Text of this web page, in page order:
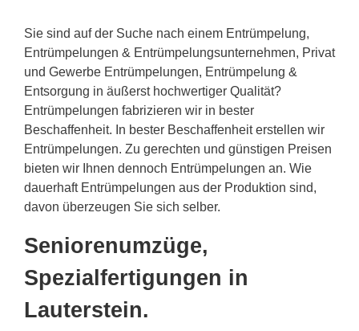
Sie sind auf der Suche nach einem Entrümpelung,
Entrümpelungen & Entrümpelungsunternehmen, Privat
und Gewerbe Entrümpelungen, Entrümpelung &
Entsorgung in äußerst hochwertiger Qualität?
Entrümpelungen fabrizieren wir in bester
Beschaffenheit. In bester Beschaffenheit erstellen wir
Entrümpelungen. Zu gerechten und günstigen Preisen
bieten wir Ihnen dennoch Entrümpelungen an. Wie
dauerhaft Entrümpelungen aus der Produktion sind,
davon überzeugen Sie sich selber.
Seniorenumzüge,
Spezialfertigungen in
Lauterstein.